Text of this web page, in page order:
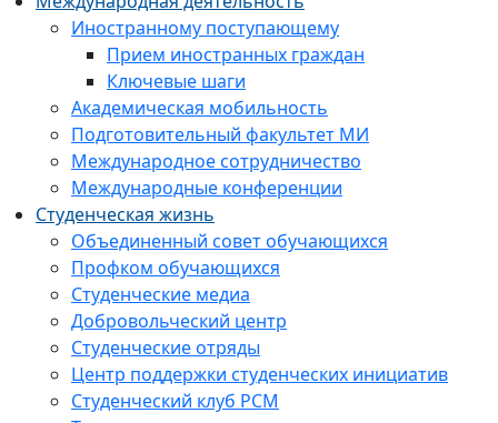
Иностранному поступающему
Прием иностранных граждан
Ключевые шаги
Академическая мобильность
Подготовительный факультет МИ
Международное сотрудничество
Международные конференции
Студенческая жизнь
Объединенный совет обучающихся
Профком обучающихся
Студенческие медиа
Добровольческий центр
Студенческие отряды
Центр поддержки студенческих инициатив
Студенческий клуб РСМ